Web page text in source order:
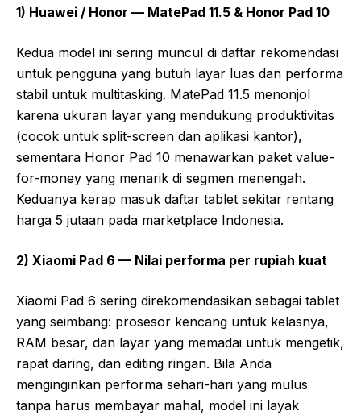
1) Huawei / Honor — MatePad 11.5 & Honor Pad 10
Kedua model ini sering muncul di daftar rekomendasi
untuk pengguna yang butuh layar luas dan performa
stabil untuk multitasking. MatePad 11.5 menonjol
karena ukuran layar yang mendukung produktivitas
(cocok untuk split-screen dan aplikasi kantor),
sementara Honor Pad 10 menawarkan paket value-
for-money yang menarik di segmen menengah.
Keduanya kerap masuk daftar tablet sekitar rentang
harga 5 jutaan pada marketplace Indonesia.
2) Xiaomi Pad 6 — Nilai performa per rupiah kuat
Xiaomi Pad 6 sering direkomendasikan sebagai tablet
yang seimbang: prosesor kencang untuk kelasnya,
RAM besar, dan layar yang memadai untuk mengetik,
rapat daring, dan editing ringan. Bila Anda
menginginkan performa sehari-hari yang mulus
tanpa harus membayar mahal, model ini layak